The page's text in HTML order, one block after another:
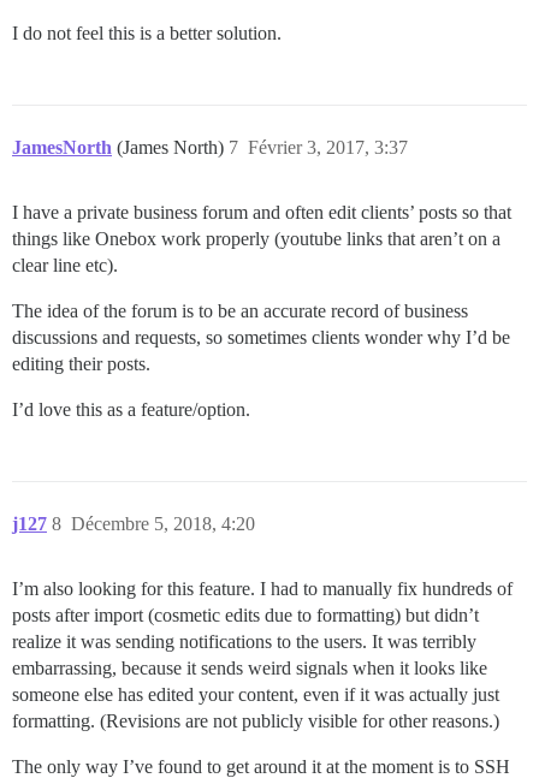
I do not feel this is a better solution.
JamesNorth (James North) Février 3, 2017, 3:37
7
I have a private business forum and often edit clients’ posts so that
things like Onebox work properly (youtube links that aren’t on a
clear line etc).
The idea of the forum is to be an accurate record of business
discussions and requests, so sometimes clients wonder why I’d be
editing their posts.
I’d love this as a feature/option.
j127 Décembre 5, 2018, 4:20
8
I’m also looking for this feature. I had to manually fix hundreds of
posts after import (cosmetic edits due to formatting) but didn’t
realize it was sending notifications to the users. It was terribly
embarrassing, because it sends weird signals when it looks like
someone else has edited your content, even if it was actually just
formatting. (Revisions are not publicly visible for other reasons.)
The only way I’ve found to get around it at the moment is to SSH